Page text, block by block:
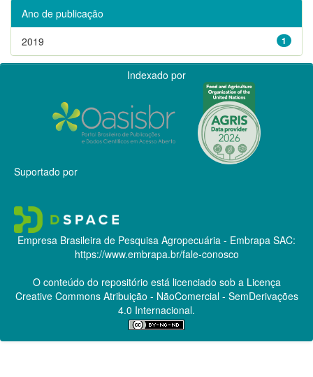
Ano de publicação
1
2019
Indexado por
Suportado por
Empresa Brasileira de Pesquisa Agropecuária - Embrapa SAC:
https://www.embrapa.br/fale-conosco
O conteúdo do repositório está licenciado sob a Licença
Creative CommonsAtribuição - NãoComercial - SemDerivações
4.0 Internacional.